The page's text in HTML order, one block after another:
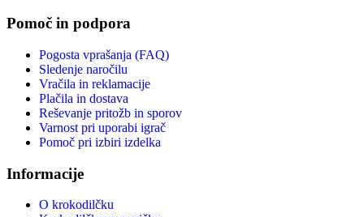
Pomoč in podpora
Pogosta vprašanja (FAQ)
Sledenje naročilu
Vračila in reklamacije
Plačila in dostava
Reševanje pritožb in sporov
Varnost pri uporabi igrač
Pomoč pri izbiri izdelka
Informacije
O krokodilčku